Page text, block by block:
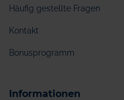
Häufig gestellte Fragen
Kontakt
Bonusprogramm
Informationen